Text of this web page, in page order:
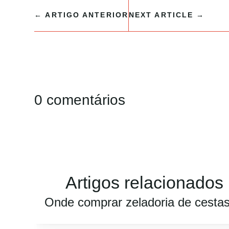
←ARTIGO ANTERIOR NEXT ARTICLE →
0 comentários
Artigos relacionados
Onde comprar zeladoria de